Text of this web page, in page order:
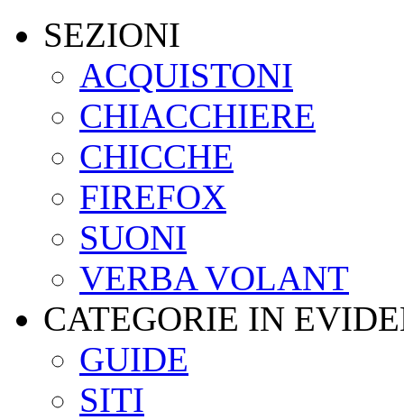
SEZIONI
ACQUISTONI
CHIACCHIERE
CHICCHE
FIREFOX
SUONI
VERBA VOLANT
CATEGORIE IN
GUIDE
SITI